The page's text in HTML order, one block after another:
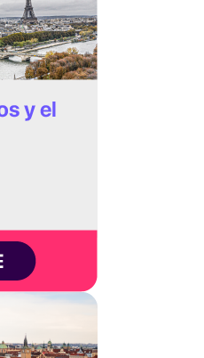
convenientes. El